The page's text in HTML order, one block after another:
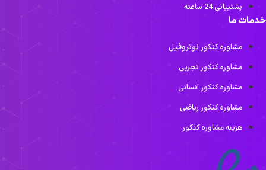
پشتیبانی 24 ساعته
ما
مشاوره کنکور نوتروفیل
مشاوره کنکور تجربی
مشاوره کنکور انسانی
مشاوره کنکور ریاضی
هزینه مشاوره کنکور